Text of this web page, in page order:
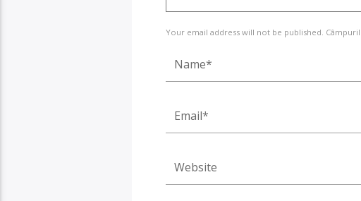
Your email address will not be published.